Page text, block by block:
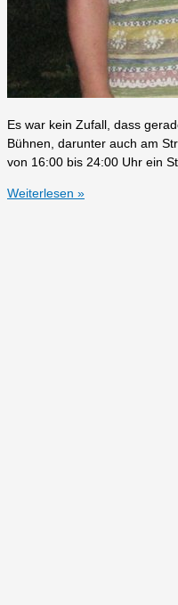
Es war kein Zufall, dass
Bühnen, darunter auch am
von 16:00 bis 24:00 Uhr ein
Hua
Weiterlesen »